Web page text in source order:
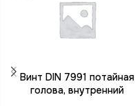
Винт DIN 7991 потайная
голова, внутренний